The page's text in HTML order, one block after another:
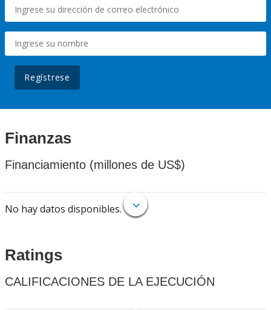
Regístrese
Finanzas
Financiamiento (millones de US$)
No hay datos disponibles.
Ratings
CALIFICACIONES DE LA EJECUCIÓN